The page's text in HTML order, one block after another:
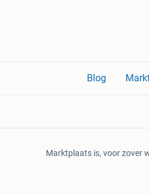
Blog
Marktplaats is, voor zover